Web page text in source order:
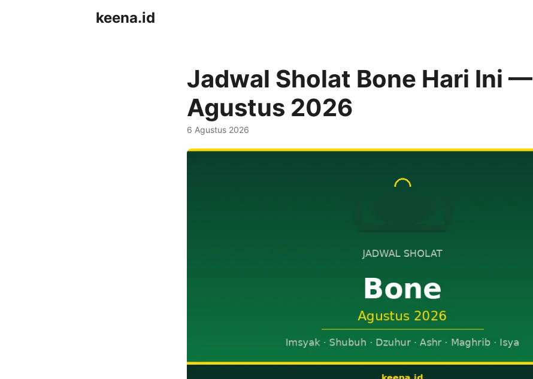
keena.id
Jadwal Sholat Bone Hari Ini —
Agustus 2026
6 Agustus 2026